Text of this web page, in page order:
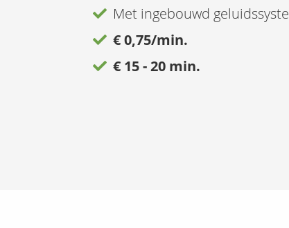
Met ingebouwd
€ 0,75/min.
€ 15 - 20 min.